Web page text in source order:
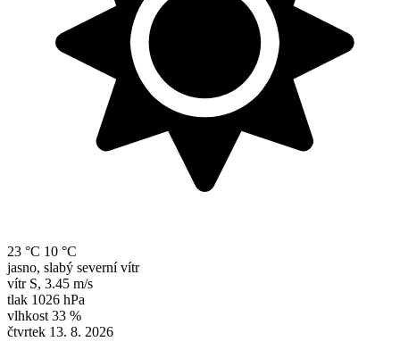
23 °C 10 °C
jasno, slabý severní vítr
vítr S, 3.45 m/s
tlak 1026 hPa
vlhkost 33 %
čtvrtek 13. 8. 2026